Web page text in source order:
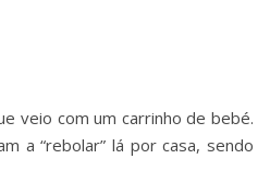
veio com um carrinho de bebé.
a “rebolar” lá por casa, sendo